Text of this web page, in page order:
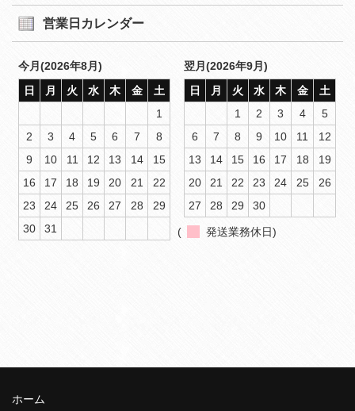
営業日カレンダー
今月(2026年8月)
日
月 火 水 木 金
土
1
2
3 4 5 6 7
8
9
10 11 12 13 14
15
16
17 18 19 20 21
22
23
24 25 26 27 28
29
30
31
翌月(2026年9月)
日
月 火 水 木 金
土
1
2 3 4
5
6
7 8 9 10 11
12
13
14 15 16 17 18
19
20
21 22 23 24 25
26
27
28 29 30
( 発送業務休日)
ホーム